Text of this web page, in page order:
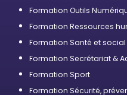
Formation Outils
Formation Ressources
Formation Santé et social
Formation Secrétariat &
Formation Sport
Formation Sécurité,